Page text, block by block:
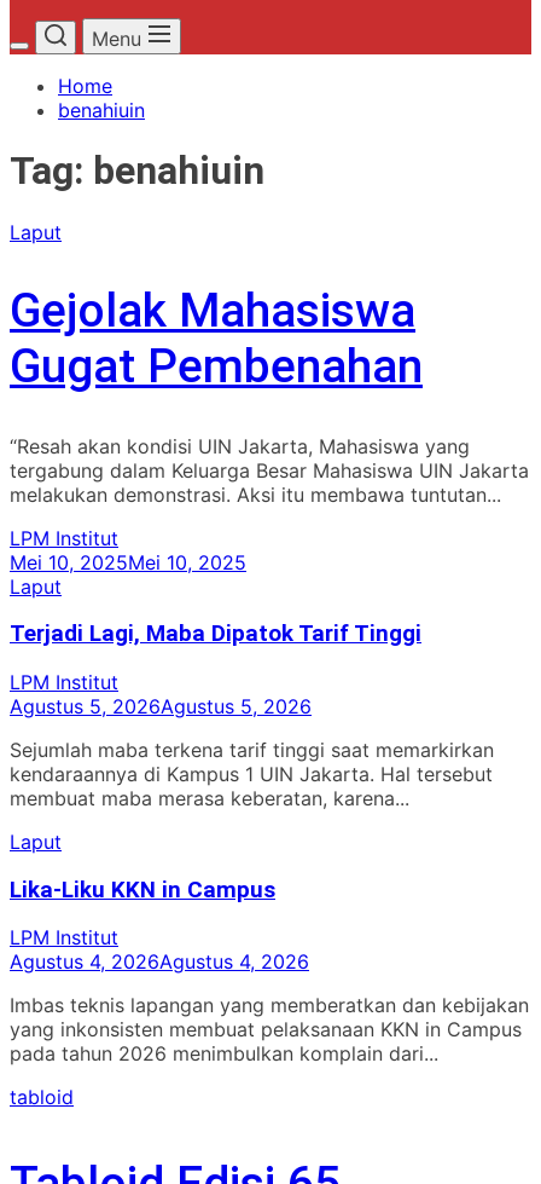
Menu
Home
benahiuin
Tag: benahiuin
Laput
Gejolak Mahasiswa
Gugat Pembenahan
“Resah akan kondisi UIN Jakarta, Mahasiswa yang
tergabung dalam Keluarga Besar Mahasiswa UIN Jakarta
melakukan demonstrasi. Aksi itu membawa tuntutan...
LPM Institut
Mei 10, 2025Mei 10, 2025
Laput
Terjadi Lagi, Maba Dipatok Tarif Tinggi
LPM Institut
Agustus 5, 2026Agustus 5, 2026
Sejumlah maba terkena tarif tinggi saat memarkirkan
kendaraannya di Kampus 1 UIN Jakarta. Hal tersebut
membuat maba merasa keberatan, karena...
Laput
Lika-Liku KKN in Campus
LPM Institut
Agustus 4, 2026Agustus 4, 2026
Imbas teknis lapangan yang memberatkan dan kebijakan
yang inkonsisten membuat pelaksanaan KKN in Campus
pada tahun 2026 menimbulkan komplain dari...
tabloid